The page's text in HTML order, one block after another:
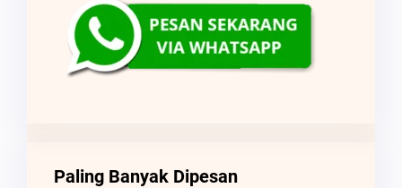
Paling Banyak Dipesan